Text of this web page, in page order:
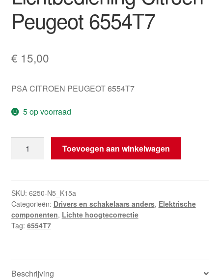
Peugeot 6554T7
€ 15,00
PSA CITROEN PEUGEOT 6554T7
5 op voorraad
Hoogtecorrectie
Lichtbediening
6554T7
aantal
Toevoegen aan winkelwagen
SKU: 6250-N5_K15a
Categorieën: Drivers en schakelaars anders, Elektrische
componenten, Lichte hoogtecorrectie
Tag: 6554T7
Beschrijving